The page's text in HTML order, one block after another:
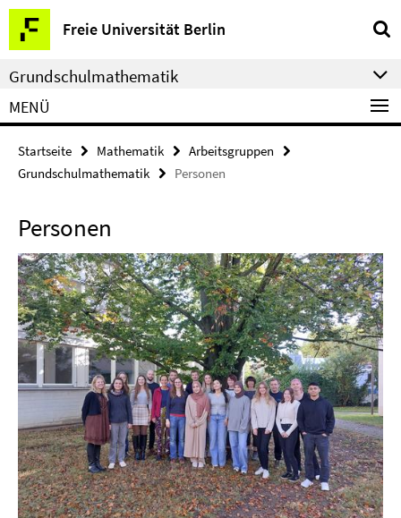
Springe
direkt
zu
Inhalt
Freie Universität Berlin
Service-
Navigation
Grundschulmathematik
MENÜ
Startseite Mathematik
Arbeitsgruppen
Grundschulmathematik
Personen
Personen